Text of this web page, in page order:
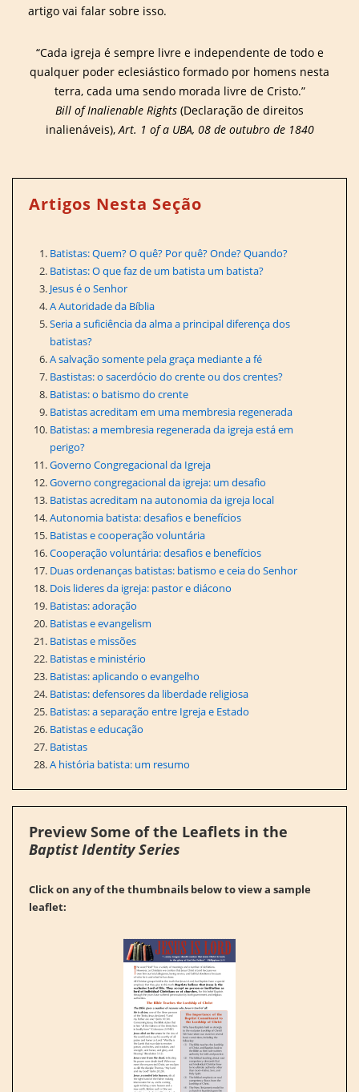
artigo vai falar sobre isso.
“Cada igreja é sempre livre e independente de todo e
qualquer poder eclesiástico formado por homens nesta
terra, cada uma sendo morada livre de Cristo.”
Bill of Inalienable Rights ​​(Declaração de direitos
inalienáveis),Art. 1 of a UBA, 08 de outubro de 1840
Artigos Nesta Seção
Batistas: Quem? O quê? Por quê? Onde? Quando?
Batistas: O que faz de um batista um batista?
Jesus é o Senhor
A Autoridade da Bíblia
Seria a suficiência da alma a principal diferença dos
batistas?
A salvação somente pela graça mediante a fé
Bastistas: o sacerdócio do crente ou dos crentes?
Batistas: o batismo do crente
Batistas acreditam em uma membresia regenerada
Batistas: a membresia regenerada da igreja está em
perigo?
Governo Congregacional da Igreja
Governo congregacional da igreja: um desafio
Batistas acreditam na autonomia da igreja local
Autonomia batista: desafios e benefícios
Batistas e cooperação voluntária
Cooperação voluntária: desafios e benefícios
Duas ordenanças batistas: batismo e ceia do Senhor
Dois lideres da igreja: pastor e diácono
Batistas: adoração
Batistas e evangelism
Batistas e missões
Batistas e ministério
Batistas: aplicando o evangelho
Batistas: defensores da liberdade religiosa
Batistas: a separação entre Igreja e Estado
Batistas e educação
Batistas
A história batista: um resumo
Preview Some of the Leaflets in the
Baptist Identity Series
Click on any of the thumbnails below to view a sample
leaflet: